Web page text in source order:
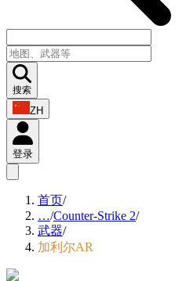
搜索
ZH
登录
首页/
…/Counter-Strike 2/
武器/
加利尔AR